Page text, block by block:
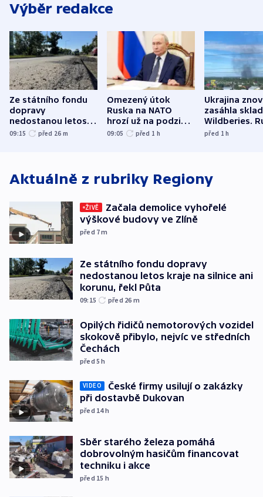
Výběr redakce
Ze státního fondu
dopravy
nedostanou letos
kraje na silnice ani
09:15 před 26 m
Omezený útok
Ruska na NATO
hrozí už na podzim,
varují tajné služby
09:05 před 1 h
Ukrajina
zasáhla
Wildberies.
útočili v
před 1h
Aktuálně z rubriky Regiony
ŽIVĚ
Začala demolice vyhořelé
výškové budovy ve Zlíně
před 7m
Ze státního fondu dopravy
nedostanou letos kraje na silnice ani
korunu, řekl Půta
09:15 před 26 m
Opilých řidičů nemotorových vozidel
skokově přibylo, nejvíc ve středních
Čechách
před 5h
VIDEO
České firmy usilují o zakázky
při dostavbě Dukovan
před 14h
Sběr starého železa pomáhá
dobrovolným hasičům financovat
techniku i akce
před 15 h